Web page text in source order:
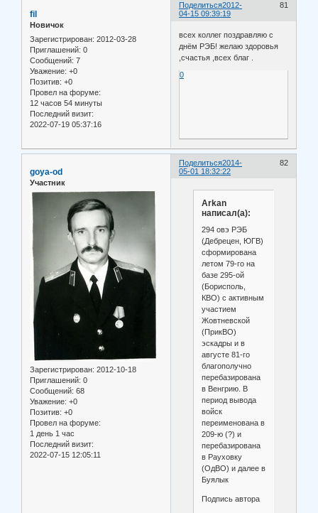
Поделиться 81
2012-
04-15 09:39:19
fil
Новичок
Зарегистрирован: 2012-03-28
Приглашений: 0
Сообщений: 7
Уважение: +0
Позитив: +0
Провел на форуме:
12 часов 54 минуты
Последний визит:
2022-07-19 05:37:16
всех коллег поздравляю с
днём РЭБ! желаю здоровья
,счастья ,всех благ .
0
Поделиться 82
2014-
05-01 18:32:22
goya-od
Участник
Зарегистрирован: 2012-10-18
Приглашений: 0
Сообщений: 68
Уважение: +0
Позитив: +0
Провел на форуме:
1 день 1 час
Последний визит:
2022-07-15 12:05:11
Arkan
написал(а):
294 овэ РЭБ
(Дебрецен, ЮГВ)
сформирована
летом 79-го на
базе 295-ой
(Борисполь,
КВО) с активным
участием
Жовтневской
(ПрикВО)
эскадры и в
августе 81-го
благополучно
перебазирована
в Венгрию. В
период вывода
войск
переименована в
209-ю (?) и
перебазирована
в Рауховку
(ОдВО) и далее в
Буялык
Подпись автора